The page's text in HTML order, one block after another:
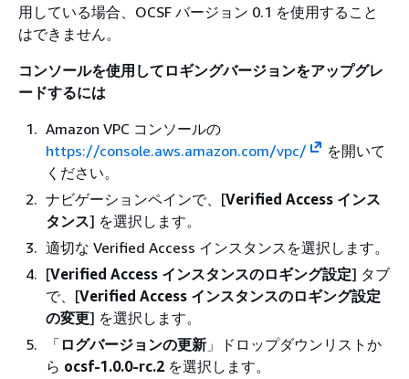
用している場合、OCSF バージョン 0.1 を使用すること
はできません。
コンソールを使用してロギングバージョンをアップグレ
ードするには
Amazon VPC コンソールの
https://console.aws.amazon.com/vpc/
を開いて
ください。
ナビゲーションペインで、[Verified Access インス
タンス] を選択します。
適切な Verified Access インスタンスを選択します。
[Verified Access インスタンスのロギング設定] タブ
で、[Verified Access インスタンスのロギング設定
の変更] を選択します。
「 ログバージョンの更新 」ドロップダウンリストか
ら ocsf-1.0.0-rc.2 を選択します。